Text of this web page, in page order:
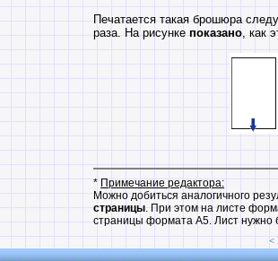
Печатается такая брошюра
раза. На рисунке показано , как
* Примечание редактора:
Можно добиться аналогичного
страницы . При этом на листе
страницы формата А5. Лист нужно
<